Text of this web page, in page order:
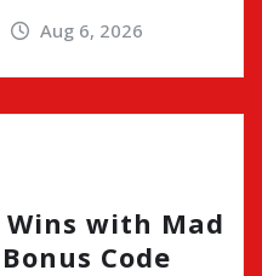
Aug 6, 2026
with Mad
Code